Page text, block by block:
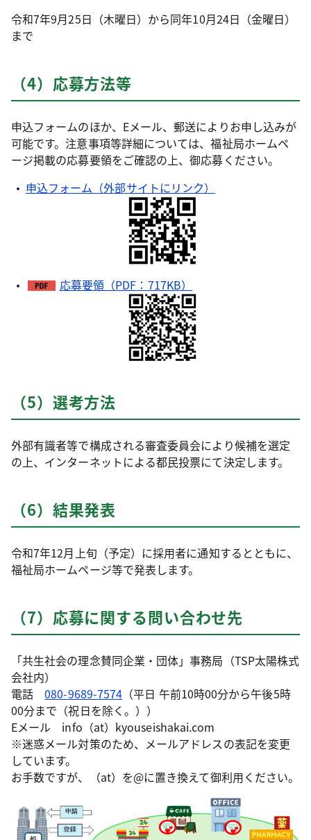
令和7年9月25日（木曜日）から同年10月24日（金曜日）
まで
（4）応募方法等
申込フォームのほか、Eメール、郵送によりお申し込みが
可能です。注意事項等詳細については、福祉局ホームペ
ージ掲載の応募要領をご確認の上、御応募ください。
申込フォーム（外部サイトにリンク）
応募要領（PDF：717KB）
（5）選考方法
外部有識者等で構成される審査委員会により候補を選定
の上、インターネットによる都民投票にて決定します。
（6）結果発表
令和7年12月上旬（予定）に採用者に通知するとともに、
福祉局ホームページ等で発表します。
（7）応募に関する問い合わせ先
「共生社会の理念賛同企業・団体」事務局（TSP太陽株式
会社内）
電話080-9689-7574 （平日 午前10時00分から午後5時
00分まで（祝日を除く。））
Eメール info（at）kyouseishakai.com
※迷惑メール対策のため、メールアドレスの表記を変更
しています。
お手数ですが、（at）を@に置き換えて御利用ください。